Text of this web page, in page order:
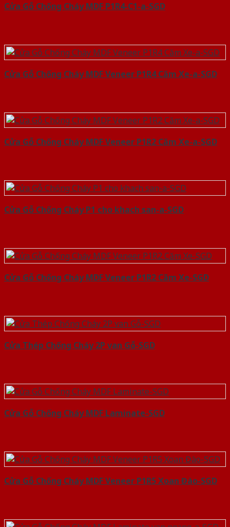
Cửa Gỗ Chống Cháy MDF P1R4-C1-a-SGD
Cửa Gỗ Chống Cháy MDF Veneer P1R4 Căm Xe-a-SGD
Cửa Gỗ Chống Cháy MDF Veneer P1R2 Căm Xe-a-SGD
Cửa Gỗ Chống Cháy P1 cho khach san-a-SGD
Cửa Gỗ Chống Cháy MDF Veneer P1R2 Căm Xe-SGD
Cửa Thép Chống Cháy 2P van Gỗ-SGD
Cửa Gỗ Chống Cháy MDF Laminate-SGD
Cửa Gỗ Chống Cháy MDF Veneer P1R5 Xoan Đào-SGD